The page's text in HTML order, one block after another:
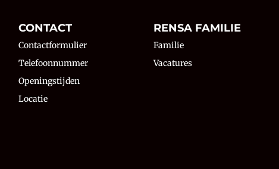
CONTACT
Contactformulier
Telefoonnummer
Openingstijden
Locatie
RENSA FAMILIE
Familie
Vacatures